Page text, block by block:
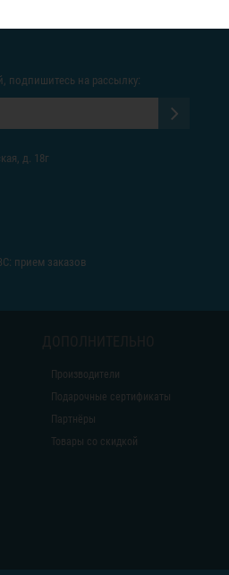
подпишитесь на рассылку:
д. 18г
прием заказов
Производители
Подарочные сертификаты
Партнёры
Товары со скидкой